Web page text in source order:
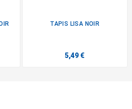
TAPIS LISA NOIR
5,49 €